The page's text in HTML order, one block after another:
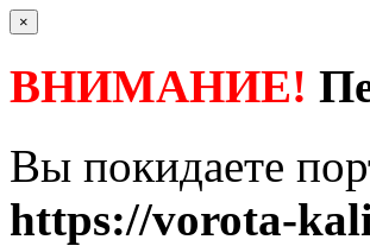
×
ВНИМАНИЕ!
Вы покидаете
https://vorota-